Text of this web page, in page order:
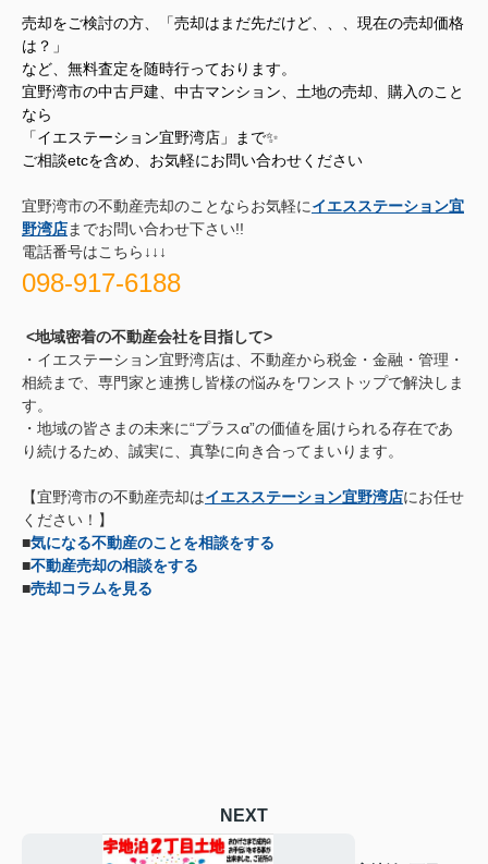
売却をご検討の方、「売却はまだ先だけど、、、現在の売却価格
は？」
など、無料査定を随時行っております。
宜野湾市の中古戸建、中古マンション、土地の売却、購入のこと
なら
「イエステーション宜野湾店」まで✨
ご相談etcを含め、お気軽にお問い合わせください
宜野湾市の不動産売却のことならお気軽にイエスステーション宜
野湾店までお問い合わせ下さい!!
電話番号はこちら↓↓↓
098-917-6188
<地域密着の不動産会社を目指して>
・イエステーション宜野湾店は、不動産から税金・金融・管理・
相続まで、専門家と連携し皆様の悩みをワンストップで解決しま
す。
・地域の皆さまの未来に“プラスα”の価値を届けられる存在であ
り続けるため、誠実に、真摯に向き合ってまいります。
【宜野湾市の不動産売却はイエスステーション宜野湾店にお任せ
ください！】
■気になる不動産のことを相談をする
■不動産売却の相談をする
■売却コラムを見る
NEXT